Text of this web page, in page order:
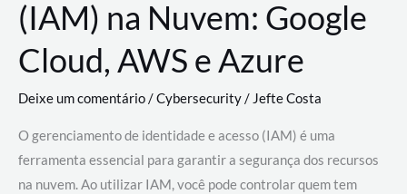
(IAM) na Nuvem: Google
Cloud, AWS e Azure
Deixe um comentário/Cybersecurity/ Jefte Costa
O gerenciamento de identidade e acesso (IAM) é uma
ferramenta essencial para garantir a segurança dos recursos
na nuvem. Ao utilizar IAM, você pode controlar quem tem